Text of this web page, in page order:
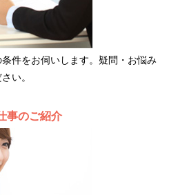
件をお伺いします。疑問・お悩み
い。
事のご紹介